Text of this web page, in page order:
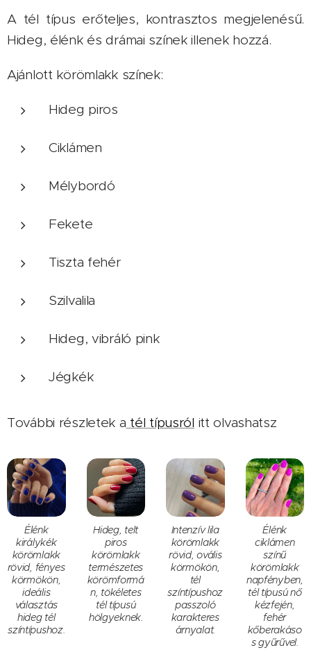
A tél típus erőteljes, kontrasztos megjelenésű.
Hideg, élénk és drámai színek illenek hozzá.
Ajánlott körömlakk színek:
Hideg piros
Ciklámen
Mélybordó
Fekete
Tiszta fehér
Szilvalila
Hideg, vibráló pink
Jégkék
További részletek a tél típusról itt olvashatsz
Élénk
királykék
körömlakk
rövid, fényes
körmökön,
ideális
választás
hideg tél
színtípushoz.
Hideg, telt
piros
körömlakk
természetes
körömformá
n, tökéletes
tél típusú
hölgyeknek.
Intenzív lila
körömlakk
rövid, ovális
körmökön,
tél
színtípushoz
passzoló
karakteres
árnyalat.
Élénk
ciklámen
színű
körömlakk
napfényben,
tél típusú nő
kézfején,
fehér
kőberakáso
s gyűrűvel.